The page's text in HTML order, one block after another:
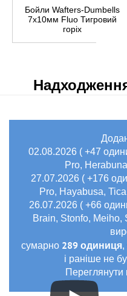
Бойли Wafters-Dumbells
7x10мм Fluo Тигровий
горіх
02.08.2026 ( +47
Pro,
27.07.2026 ( +176
Pro, Hayabusa,
26.07.2026 ( +66
Brain, Stonfo, Meiho,
сумарно 289 одиниця,
і раніше не
Переглянути